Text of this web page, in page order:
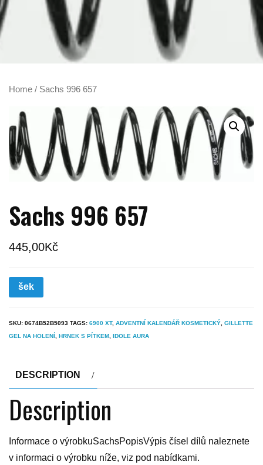
Home / Sachs 996 657
Sachs 996 657
445,00Kč
šek
SKU: 0674B52B5093 TAGS: 6900 XT, ADVENTNÍ KALENDÁŘ KOSMETICKÝ, GILLETTE
GEL NA HOLENÍ, HRNEK S PÍTKEM, IDOLE AURA
DESCRIPTION
Description
Informace o výrobkuSachsPopisVýpis čísel dílů naleznete
v informaci o výrobku níže, viz pod nabídkami.